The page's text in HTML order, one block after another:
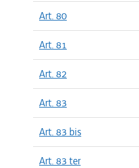
Art. 80
Art. 81
Art. 82
Art. 83
Art. 83 bis
Art. 83 ter